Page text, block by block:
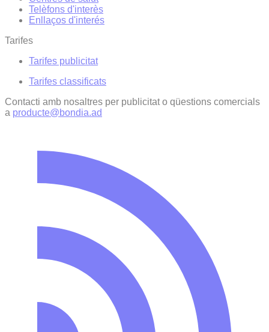
Telèfons d'interès
Enllaços d'interés
Tarifes
Tarifes publicitat
Tarifes classificats
Contacti amb nosaltres per publicitat o qüestions comercials
a producte@bondia.ad